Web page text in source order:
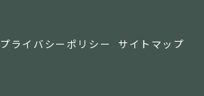
プライバシーポリシー サイトマップ